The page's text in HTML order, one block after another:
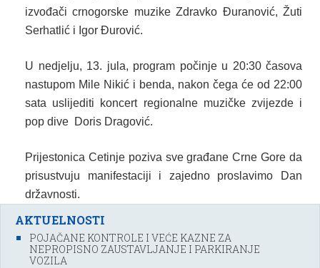
izvođači crnogorske muzike Zdravko Đuranović, Žuti
Serhatlić i Igor Đurović.
U nedjelju, 13. jula, program počinje u 20:30 časova
nastupom Mile Nikić i benda, nakon čega će od 22:00
sata uslijediti koncert regionalne muzičke zvijezde i
pop dive Doris Dragović.
Prijestonica Cetinje poziva sve građane Crne Gore da
prisustvuju manifestaciji i zajedno proslavimo Dan
državnosti.
AKTUELNOSTI
POJAČANE KONTROLE I VEĆE KAZNE ZA
NEPROPISNO ZAUSTAVLJANJE I PARKIRANJE
VOZILA